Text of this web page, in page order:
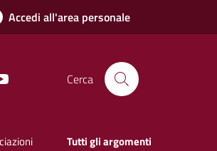
Accedi all'area personale
Cerca
Tutti gli argomenti